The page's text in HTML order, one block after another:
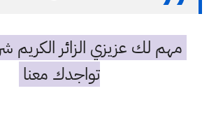
مهم لك عزيزي الزائر الكريم
تواجدك معنا